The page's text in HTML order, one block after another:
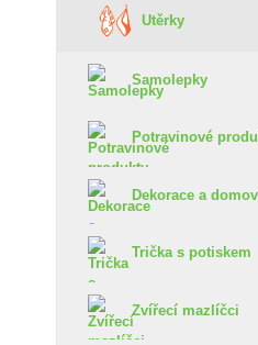
Utěrky
Samolepky
Potravinové
Dekorace a domov
Trička s potiskem
Zvířecí mazlíčci